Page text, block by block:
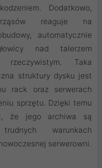
Dodatkowo,
reaguje na
automatycznie
nad talerzem
Taka
struktury dysku jest
rack oraz serwerach
sprzętu. Dzięki temu
że jego archiwa są
warunkach
serwerowni.